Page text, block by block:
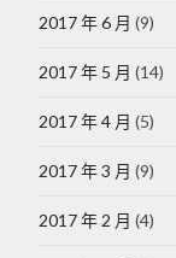
2017 年 6 月 (9)
2017 年 5 月 (14)
2017 年 4 月 (5)
2017 年 3 月 (9)
2017 年 2 月 (4)